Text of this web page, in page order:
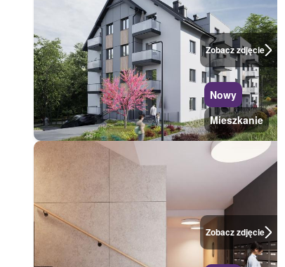
Zobacz zdjęcie
Nowy
Mieszkanie
Zobacz zdjęcie